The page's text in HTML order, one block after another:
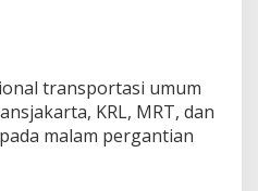
transportasi umum
KRL, MRT, dan
malam pergantian